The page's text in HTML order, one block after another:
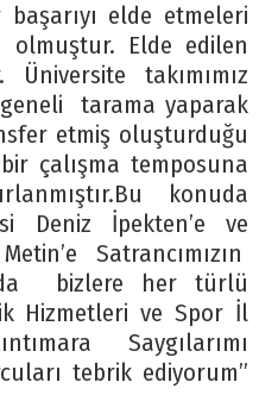
elde etmeleri
Elde edilen
takımımız
tarama yaparak
etmiş oluşturduğu
çalışma temposuna
konuda
Deniz İpekten’e ve
Satrancımızın
bizlere her türlü
Hizmetleri ve Spor İl
Saygılarımı
tebrik ediyorum”